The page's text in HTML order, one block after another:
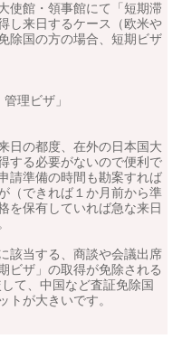
使館・領事館にて「短期滞
し来日するケース（欧米や
除国の方の場合、短期ビザ
理ビザ」
日の都度、在外の日本国大
する必要がないので便利で
請準備の時間も勘案すれば
（できれば１か月前から準
を保有していれば急な来日
該当する、商談や会議出席
ビザ」の取得が免除される
て、中国など査証免除国
トが大きいです。